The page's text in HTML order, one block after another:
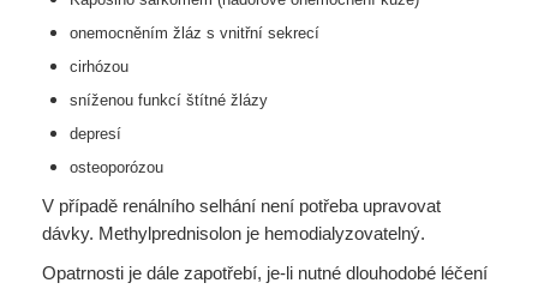
onemocněním žláz s vnitřní sekrecí
cirhózou
sníženou funkcí štítné žlázy
depresí
osteoporózou
V případě renálního selhání není potřeba upravovat
dávky. Methylprednisolon je hemodialyzovatelný.
Opatrnosti je dále zapotřebí, je-li nutné dlouhodobé léčení